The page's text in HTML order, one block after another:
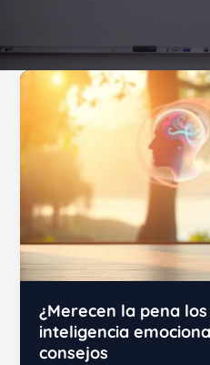
¿Merecen la pena
inteligencia
consejos